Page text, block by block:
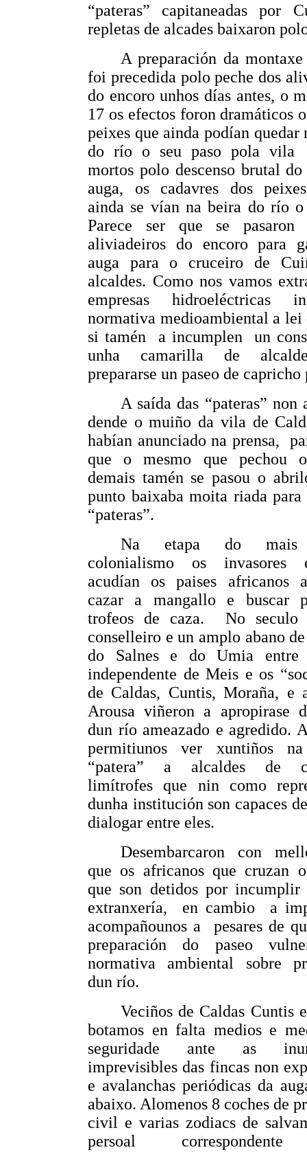
“pateras” capitaneadas por
repletas de alcades baixaron
A preparación da montaxe
foi precedida polo peche dos
do encoro unhos días antes, o
17 os efectos foron dramáticos
peixes que ainda podían quedar
do río o seu paso pola vila
mortos polo descenso brutal
auga, os cadavres dos
ainda se vían na beira do río
Parece ser que se pasaron
aliviadeiros do encoro para
auga para o cruceiro de
alcaldes. Como nos vamos
empresas hidroeléctricas
normativa medioambiental a lei
si tamén
a incumplen
un
unha camarilla de
prepararse un paseo de
A saída das “pateras” non
dende o muiño da vila de
habían anunciado na prensa,
que o mesmo que pechou
demais tamén se pasou o
punto baixaba moita riada para
“pateras”.
Na etapa do mais
colonialismo os invasores
acudían os paises africanos
cazar a mangallo e buscar
trofeos de caza.
No
conselleiro e un amplo abano
do Salnes e do Umia entre
independente de Meis e os
de Caldas, Cuntis, Moraña, e
Arousa viñeron a apropirase
dun río ameazado e agredido.
permitiunos ver xuntiños na
“patera” a alcaldes de
limítrofes que nin como
dunha institución son capaces
dialogar entre eles.
Desembarcaron con
que os africanos que cruzan
que son detidos por
extranxería,
en cambio
a
acompañounos a
pesares de
preparación do paseo
normativa ambiental sobre
dun río.
Veciños de Caldas Cuntis
botamos en falta medios e
seguridade ante as
imprevisibles das fincas non
e avalanchas periódicas da
abaixo. Alomenos 8 coches de
civil e varias zodiacs de
persoal